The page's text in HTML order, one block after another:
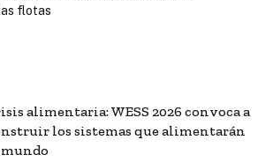
flotas
alimentaria: WESS 2026 convoca a
los sistemas que alimentarán